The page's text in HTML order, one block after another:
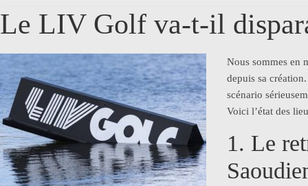
Le LIV Golf va-t-il
Nous sommes en
depuis sa
scénario
Voici l’état des
1. Le